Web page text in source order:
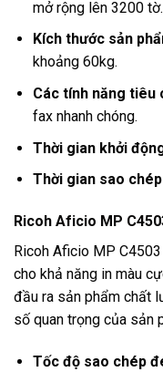
mở rộng lên 3200 tờ.
Kích thước sản
khoảng 60kg.
Các tính năng tiêu
fax nhanh chóng.
Thời gian khởi
Thời gian sao
Ricoh Aficio MP
Ricoh Aficio MP
cho khả năng in màu
đầu ra sản phẩm chất
số quan trọng của sản
Tốc độ sao chép